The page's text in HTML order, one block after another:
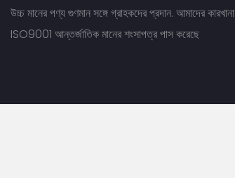
উচ্চ মানের পণ্য গুণমান সঙ্গে গ্রাহকদের প্রদান. আমাদের কারখানা
ISO9001 আন্তর্জাতিক মানের শংসাপত্র পাস করেছে